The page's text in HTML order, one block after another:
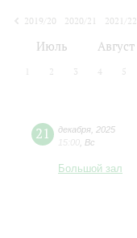
2019/20
2020/21 2021/22
Июль Август
2 3 4 5
21 декабря 2025
15:00 Вс
Большой зал